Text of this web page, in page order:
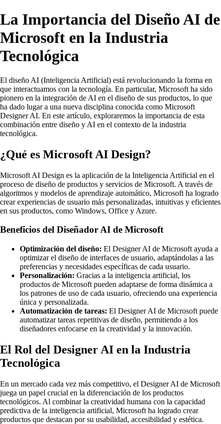
La Importancia del Diseño AI de
Microsoft en la Industria
Tecnológica
El diseño AI (Inteligencia Artificial) está revolucionando la forma en
que interactuamos con la tecnología. En particular, Microsoft ha sido
pionero en la integración de AI en el diseño de sus productos, lo que
ha dado lugar a una nueva disciplina conocida como Microsoft
Designer AI. En este artículo, exploraremos la importancia de esta
combinación entre diseño y AI en el contexto de la industria
tecnológica.
¿Qué es Microsoft AI Design?
Microsoft AI Design es la aplicación de la Inteligencia Artificial en el
proceso de diseño de productos y servicios de Microsoft. A través de
algoritmos y modelos de aprendizaje automático, Microsoft ha logrado
crear experiencias de usuario más personalizadas, intuitivas y eficientes
en sus productos, como Windows, Office y Azure.
Beneficios del Diseñador AI de Microsoft
Optimización del diseño: El Designer AI de Microsoft ayuda a
optimizar el diseño de interfaces de usuario, adaptándolas a las
preferencias y necesidades específicas de cada usuario.
Personalización: Gracias a la inteligencia artificial, los
productos de Microsoft pueden adaptarse de forma dinámica a
los patrones de uso de cada usuario, ofreciendo una experiencia
única y personalizada.
Automatización de tareas: El Designer AI de Microsoft puede
automatizar tareas repetitivas de diseño, permitiendo a los
diseñadores enfocarse en la creatividad y la innovación.
El Rol del Designer AI en la Industria
Tecnológica
En un mercado cada vez más competitivo, el Designer AI de Microsoft
juega un papel crucial en la diferenciación de los productos
tecnológicos. Al combinar la creatividad humana con la capacidad
predictiva de la inteligencia artificial, Microsoft ha logrado crear
productos que destacan por su usabilidad, accesibilidad y estética.